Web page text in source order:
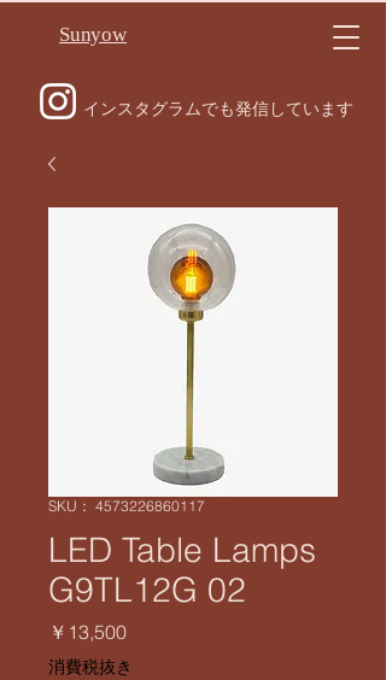
Sunyow
インスタグラムでも発信しています
SKU： 4573226860117
LED Table Lamps
G9TL12G 02
￥13,500価
格
消費税抜き